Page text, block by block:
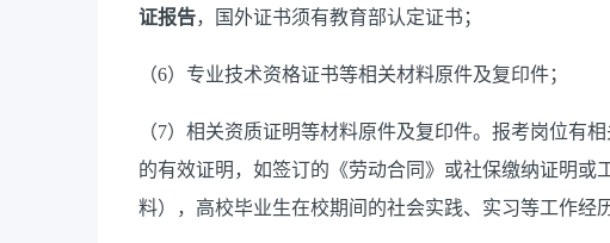
证报告，国外证书须有教育部认定证书；
（6）专业技术资格证书等相关材料原件及复印件；
（7）相关资质证明等材料原件及复印件。报考岗位有
的有效证明，如签订的《劳动合同》或社保缴纳证明或
料），高校毕业生在校期间的社会实践、实习等工作经